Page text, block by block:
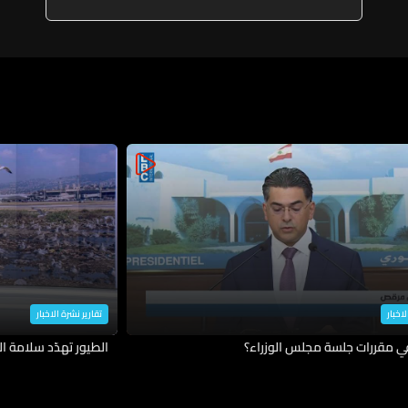
مقررات جلسة مجلس الوزراء؟
تقارير نشرة الاخبار
الطيور تهدّد سلامة